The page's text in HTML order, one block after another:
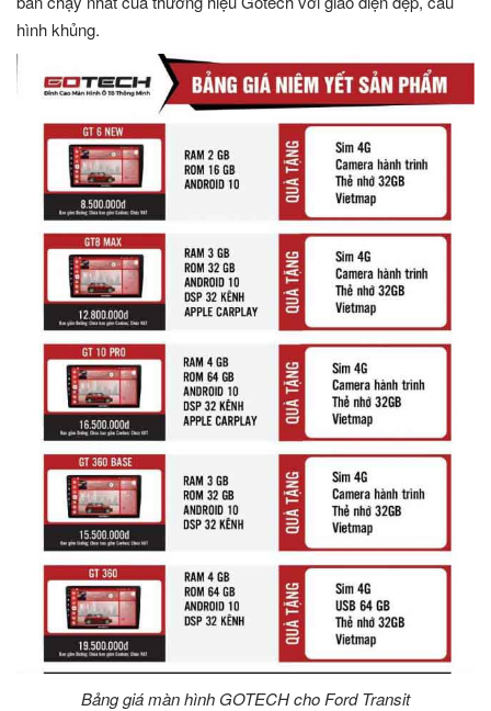
hình khủng.
Bảng giá màn hình GOTECH cho Ford Transit